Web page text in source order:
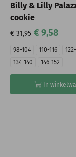
Billy & Lilly
cookie
€ 31,95 € 9,58
98-104 110-116
134-140
146-152
In